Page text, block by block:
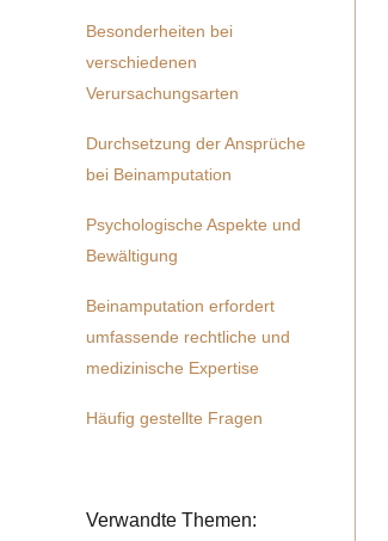
Besonderheiten bei
verschiedenen
Verursachungsarten
Durchsetzung der Ansprüche
bei Beinamputation
Psychologische Aspekte und
Bewältigung
Beinamputation erfordert
umfassende rechtliche und
medizinische Expertise
Häufig gestellte Fragen
Verwandte Themen: